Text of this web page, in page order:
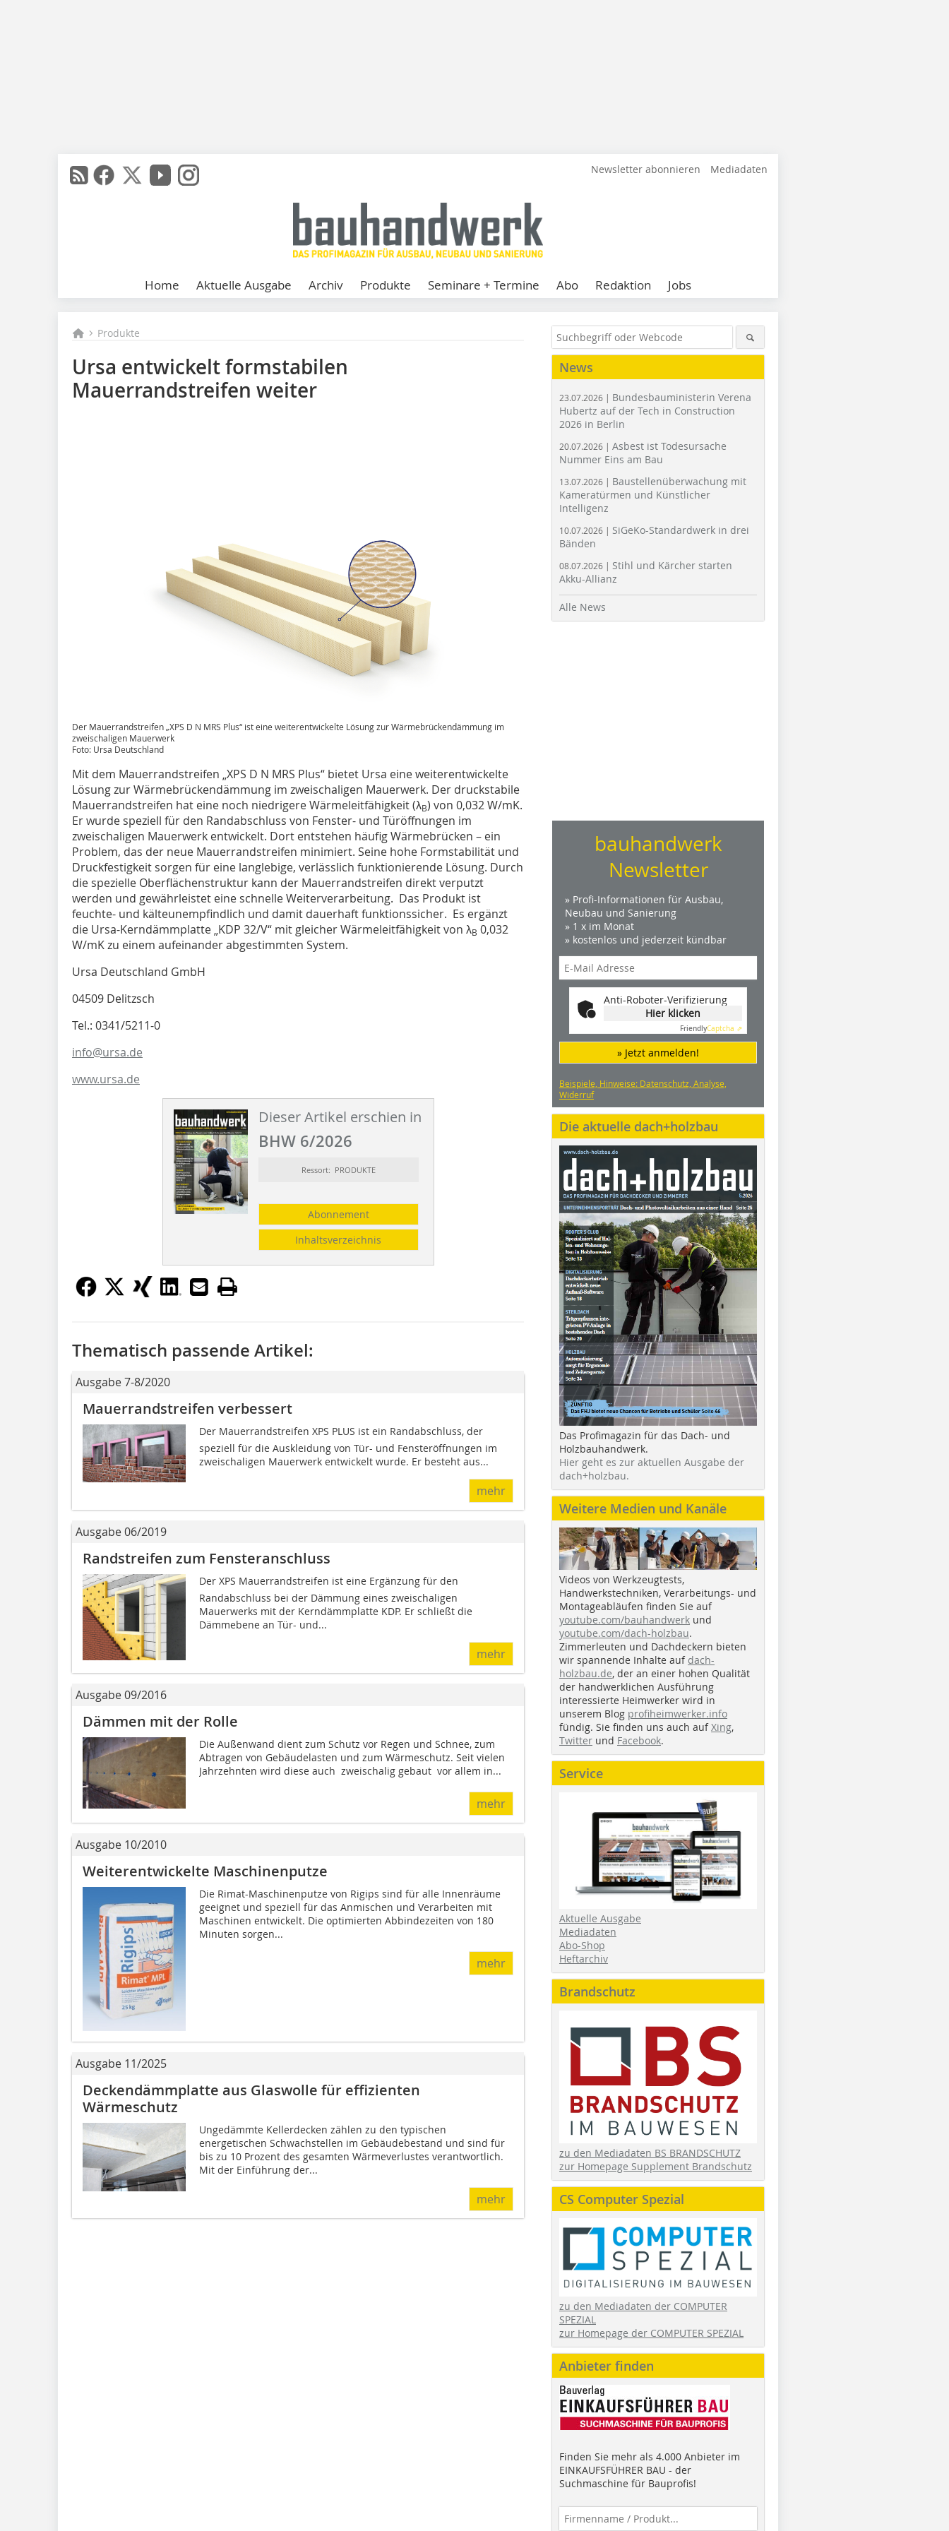
Newsletter abonnieren Mediadaten
Home Aktuelle Ausgabe Archiv Produkte Seminare + Termine Abo Redaktion Jobs
Produkte
Ursa entwickelt formstabilen
Mauerrandstreifen weiter
Der Mauerrandstreifen „XPS D N MRS Plus“ ist eine weiterentwickelte Lösung zur Wärmebrückendämmung im
zweischaligen Mauerwerk
Foto: Ursa Deutschland
Mit dem Mauerrandstreifen „XPS D N MRS Plus“ bietet Ursa eine weiterentwickelte
Lösung zur Wärmebrückendämmung im zweischaligen Mauerwerk. Der druckstabile
Mauerrandstreifen hat eine noch niedrigere Wärmeleitfähigkeit (λB) von 0,032 W/mK.
Er wurde speziell für den Randabschluss von Fenster- und Türöffnungen im
zweischaligen Mauerwerk entwickelt. Dort entstehen häufig Wärmebrücken – ein
Problem, das der neue Mauerrandstreifen minimiert. Seine hohe Formstabilität und
Druckfestigkeit sorgen für eine langlebige, verlässlich funktionierende Lösung. Durch
die spezielle Oberflächenstruktur kann der Mauerrandstreifen direkt verputzt
werden und gewährleistet eine schnelle Weiterverarbeitung. Das Produkt ist
feuchte- und kälteunempfindlich und damit dauerhaft funktionssicher. Es ergänzt
die Ursa-Kerndämmplatte „KDP 32/V“ mit gleicher Wärmeleitfähigkeit von λB 0,032
W/mK zu einem aufeinander abgestimmten System.
Ursa Deutschland GmbH
04509 Delitzsch
Tel.: 0341/5211-0
info@ursa.de
www.ursa.de
Dieser Artikel erschien in
BHW 6/2026
Ressort: PRODUKTE
Abonnement
Inhaltsverzeichnis
Thematisch passende Artikel:
Ausgabe 7-8/2020
Mauerrandstreifen verbessert
Der Mauerrandstreifen XPS PLUS ist ein Randabschluss, der
speziell für die Auskleidung von Tür- und Fensteröffnungen im
zweischaligen Mauerwerk entwickelt wurde. Er besteht aus...
mehr
Ausgabe 06/2019
Randstreifen zum Fensteranschluss
Der XPS Mauerrandstreifen ist eine Ergänzung für den
Randabschluss bei der Dämmung eines zweischaligen
Mauerwerks mit der Kerndämmplatte KDP. Er schließt die
Dämmebene an Tür- und...
mehr
Ausgabe 09/2016
Dämmen mit der Rolle
Die Außenwand dient zum Schutz vor Regen und Schnee, zum
Abtragen von Gebäudelasten und zum Wärmeschutz. Seit vielen
Jahrzehnten wird diese auch zweischalig gebaut  vor allem in...
mehr
Ausgabe 10/2010
Weiterentwickelte Maschinenputze
Die Rimat-Maschinenputze von Rigips sind für alle Innenräume
geeignet und speziell für das Anmischen und Verarbeiten mit
Maschinen entwickelt. Die optimierten Abbindezeiten von 180
Minuten sorgen...
mehr
Ausgabe 11/2025
Deckendämmplatte aus Glaswolle für effizienten
Wärmeschutz
Ungedämmte Kellerdecken zählen zu den typischen
energetischen Schwachstellen im Gebäudebestand und sind für
bis zu 10 Prozent des gesamten Wärmeverlustes verantwortlich.
Mit der Einführung der...
mehr
News
23.07.2026 | Bundesbauministerin Verena
Hubertz auf der Tech in Construction
2026 in Berlin
20.07.2026 | Asbest ist Todesursache
Nummer Eins am Bau
13.07.2026 | Baustellenüberwachung mit
Kameratürmen und Künstlicher
Intelligenz
10.07.2026 | SiGeKo-Standardwerk in drei
Bänden
08.07.2026 | Stihl und Kärcher starten
Akku-Allianz
Alle News
bauhandwerk
Newsletter
» Profi-Informationen für Ausbau,
Neubau und Sanierung
» 1 x im Monat
» kostenlos und jederzeit kündbar
Anti-Roboter-Verifizierung
Hier klicken
FriendlyCaptcha ⇗
» Jetzt anmelden!
Beispiele, Hinweise: Datenschutz, Analyse,
Widerruf
Die aktuelle dach+holzbau
Das Profimagazin für das Dach- und
Holzbauhandwerk.
Hier geht es zur aktuellen Ausgabe der
dach+holzbau.
Weitere Medien und Kanäle
Videos von Werkzeugtests,
Handwerkstechniken, Verarbeitungs- und
Montageabläufen finden Sie auf
youtube.com/bauhandwerk und
youtube.com/dach-holzbau.
Zimmerleuten und Dachdeckern bieten
wir spannende Inhalte auf dach-
holzbau.de, der an einer hohen Qualität
der handwerklichen Ausführung
interessierte Heimwerker wird in
unserem Blog profiheimwerker.info
fündig. Sie finden uns auch aufXing,
Twitter und Facebook.
Service
Aktuelle Ausgabe
Mediadaten
Abo-Shop
Heftarchiv
Brandschutz
zu den Mediadaten BS BRANDSCHUTZ
zur Homepage Supplement Brandschutz
CS Computer Spezial
zu den Mediadaten der COMPUTER
SPEZIAL
zur Homepage der COMPUTER SPEZIAL
Anbieter finden
Finden Sie mehr als 4.000 Anbieter im
EINKAUFSFÜHRER BAU - der
Suchmaschine für Bauprofis!